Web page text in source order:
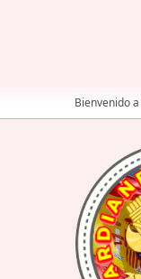
Bienvenido a